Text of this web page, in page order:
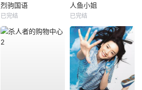
烈驹国语
已完结
人鱼小姐
已完结